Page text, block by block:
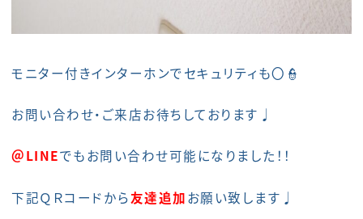
モニター付きインターホンでセキュリティも〇👮
お問い合わせ・ご来店お待ちしております♩
＠LINEでもお問い合わせ可能になりました！！
下記ＱＲコードから友達追加お願い致します♩